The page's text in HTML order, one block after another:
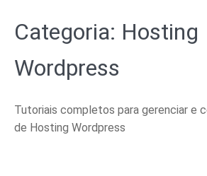
Categoria: Hosting
Wordpress
Tutoriais completos para gerenciar e
de Hosting Wordpress